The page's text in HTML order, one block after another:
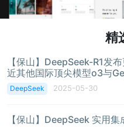
精
【保山】DeepSeek-R1发
近其他国际顶尖模型o3与
DeepSeek 2025-05-30
【保山】DeepSeek 实用集